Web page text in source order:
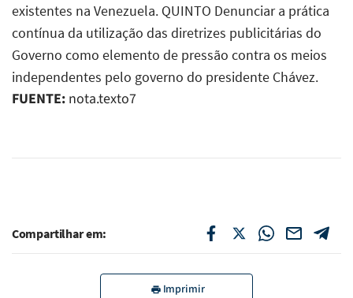
existentes na Venezuela. QUINTO Denunciar a prática
contínua da utilização das diretrizes publicitárias do
Governo como elemento de pressão contra os meios
independentes pelo governo do presidente Chávez.
FUENTE: nota.texto7
Compartilhar em:
Imprimir